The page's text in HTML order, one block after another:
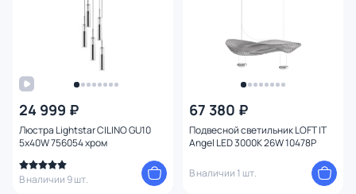
24 999 ₽
Люстра Lightstar CILINO GU10
5х40W 756054 хром
В наличии 9 шт.
67 380 ₽
Подвесной светильник LOFT IT
Angel LED 3000К 26W 10478P
В наличии 1 шт.